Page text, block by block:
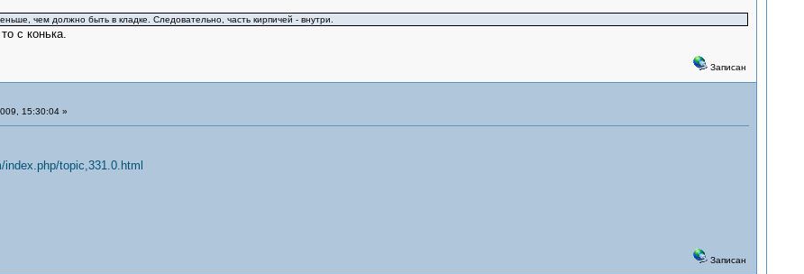
чем должно быть в кладке. Следовательно, часть кирпичей - внутри.
с конька.
Записан
15:30:04 »
index.php/topic,331.0.html
Записан